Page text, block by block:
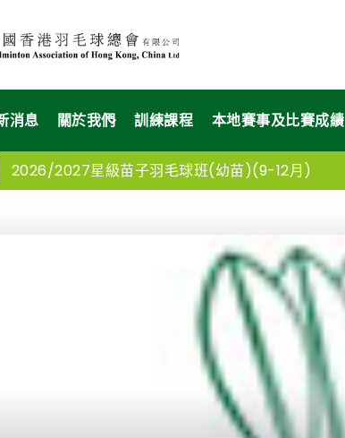
消息 關於我們 訓練課程 本地賽事及比賽成績
2026/2027星級苗子羽毛球班(幼苗)(9-12月)